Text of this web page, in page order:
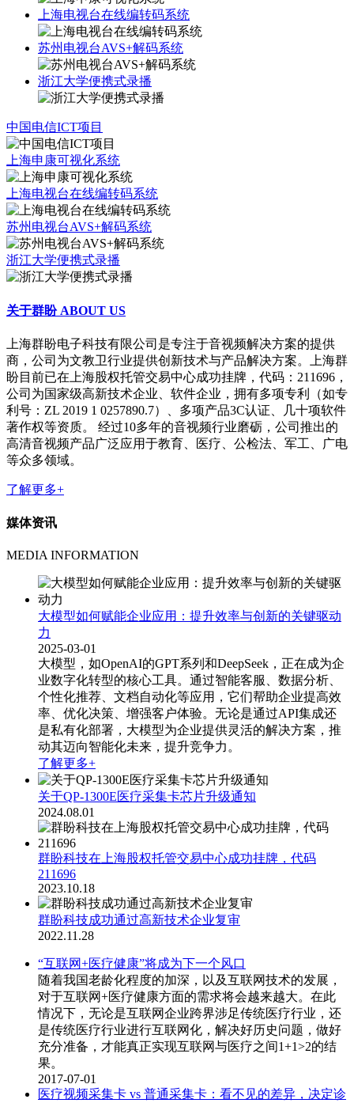
上海电视台在线编转码系统
苏州电视台AVS+解码系统
浙江大学便携式录播
中国电信ICT项目
上海申康可视化系统
上海电视台在线编转码系统
苏州电视台AVS+解码系统
浙江大学便携式录播
关于群盼 ABOUT US
上海群盼电子科技有限公司是专注于音视频解决方案的提供
商，公司为文教卫行业提供创新技术与产品解决方案。上海群
盼目前已在上海股权托管交易中心成功挂牌，代码：211696，
公司为国家级高新技术企业、软件企业，拥有多项专利（如专
利号：ZL 2019 1 0257890.7）、多项产品3C认证、几十项软件
著作权等资质。 经过10多年的音视频行业磨砺，公司推出的
高清音视频产品广泛应用于教育、医疗、公检法、军工、广电
等众多领域。
了解更多+
媒体资讯
MEDIA INFORMATION
大模型如何赋能企业应用：提升效率与创新的关键驱动
力
2025-03-01
大模型，如OpenAI的GPT系列和DeepSeek，正在成为企
业数字化转型的核心工具。通过智能客服、数据分析、
个性化推荐、文档自动化等应用，它们帮助企业提高效
率、优化决策、增强客户体验。无论是通过API集成还
是私有化部署，大模型为企业提供灵活的解决方案，推
动其迈向智能化未来，提升竞争力。
了解更多+
关于QP-1300E医疗采集卡芯片升级通知
2024.08.01
群盼科技在上海股权托管交易中心成功挂牌，代码
211696
2023.10.18
群盼科技成功通过高新技术企业复审
2022.11.28
“互联网+医疗健康”将成为下一个风口
随着我国老龄化程度的加深，以及互联网技术的发展，
对于互联网+医疗健康方面的需求将会越来越大。在此
情况下，无论是互联网企业跨界涉足传统医疗行业，还
是传统医疗行业进行互联网化，解决好历史问题，做好
充分准备，才能真正实现互联网与医疗之间1+1>2的结
果。
2017-07-01
医疗视频采集卡 vs 普通采集卡：看不见的差异，决定诊